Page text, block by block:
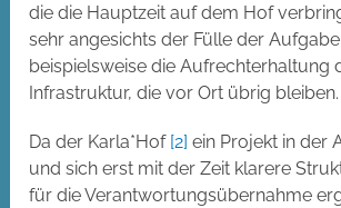
die die Hauptzeit auf dem Hof
sehr angesichts der Fülle der
beispielsweise die Aufrechterhaltung
Infrastruktur, die vor Ort übrig bleiben.
Da der Karla*Hof [2] ein Projekt in der
und sich erst mit der Zeit klarere
für die Verantwortungsübernahme